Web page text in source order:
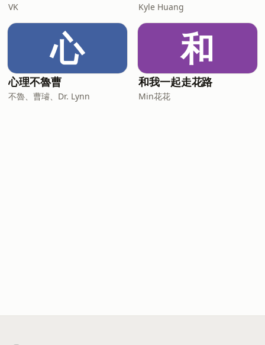
VK Kyle Huang
心
心理不魯曹
不魯、曹璿、Dr. Lynn
和
和我一起走花路
Min花花